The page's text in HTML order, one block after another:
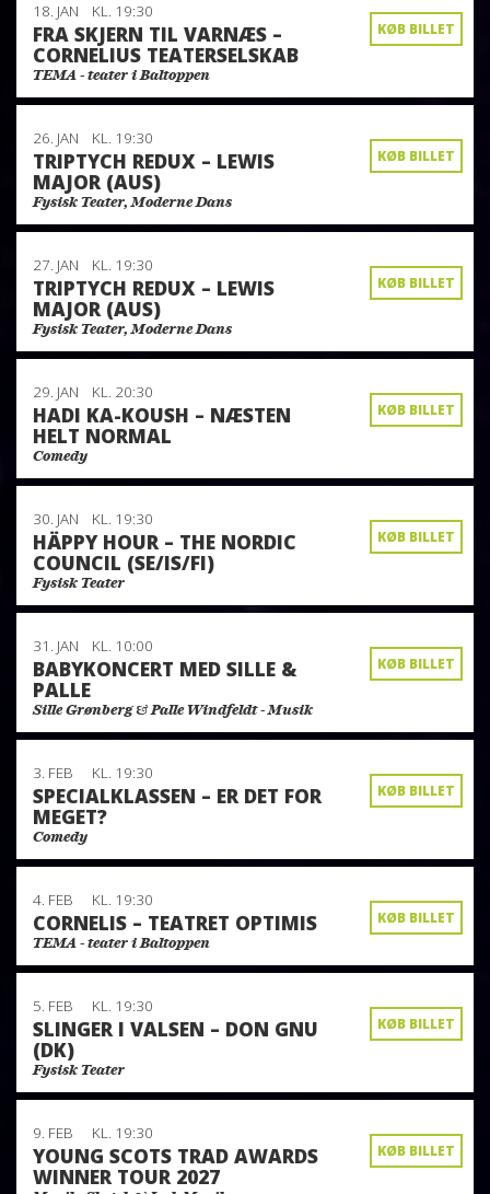
18. JAN KL. 19:30
FRA SKJERN TIL VARNÆS –
CORNELIUS TEATERSELSKAB
TEMA - teater i Baltoppen
KØB BILLET
26. JAN KL. 19:30
TRIPTYCH REDUX – LEWIS
MAJOR (AUS)
Fysisk Teater, Moderne Dans
KØB BILLET
27. JAN KL. 19:30
TRIPTYCH REDUX – LEWIS
MAJOR (AUS)
Fysisk Teater, Moderne Dans
KØB BILLET
29. JAN KL. 20:30
HADI KA-KOUSH – NÆSTEN
HELT NORMAL
Comedy
KØB BILLET
30. JAN KL. 19:30
HÄPPY HOUR – THE NORDIC
COUNCIL (SE/IS/FI)
Fysisk Teater
KØB BILLET
31. JAN KL. 10:00
BABYKONCERT MED SILLE &
PALLE
Sille Grønberg & Palle Windfeldt - Musik
KØB BILLET
3. FEB KL. 19:30
SPECIALKLASSEN – ER DET FOR
MEGET?
Comedy
KØB BILLET
4. FEB KL. 19:30
CORNELIS – TEATRET OPTIMIS
TEMA - teater i Baltoppen
KØB BILLET
5. FEB KL. 19:30
SLINGER I VALSEN – DON GNU
(DK)
Fysisk Teater
KØB BILLET
9. FEB KL. 19:30
YOUNG SCOTS TRAD AWARDS
WINNER TOUR 2027
KØB BILLET